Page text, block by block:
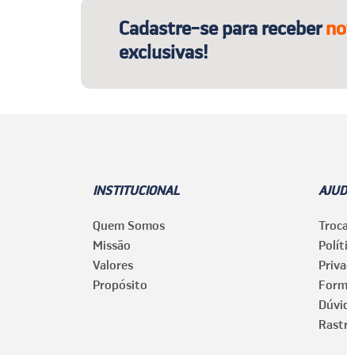
Cadastre-se para receber
exclusivas!
INSTITUCIONAL
Quem Somos
Missão
Valores
Propósito